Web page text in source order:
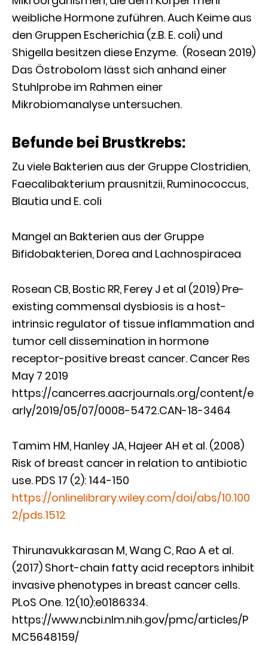
weibliche Hormone zuführen. Auch Keime aus
den Gruppen Escherichia (z.B. E. coli) und
Shigella besitzen diese Enzyme. (Rosean 2019)
Das Östrobolom lässt sich anhand einer
Stuhlprobe im Rahmen einer
Mikrobiomanalyse untersuchen.
Befunde bei Brustkrebs:
Zu viele Bakterien aus der Gruppe Clostridien,
Faecalibakterium prausnitzii, Ruminococcus,
Blautia und E. coli
Mangel an Bakterien aus der Gruppe
Bifidobakterien, Dorea and Lachnospiracea
Rosean CB, Bostic RR, Ferey J et al (2019) Pre-
existing commensal dysbiosis is a host-
intrinsic regulator of tissue inflammation and
tumor cell dissemination in hormone
receptor-positive breast cancer. Cancer Res
May 7 2019
https://cancerres.aacrjournals.org/content/e
arly/2019/05/07/0008-5472.CAN-18-3464
Tamim HM, Hanley JA, Hajeer AH et al. (2008)
Risk of breast cancer in relation to antibiotic
use. PDS 17 (2): 144-150
https://onlinelibrary.wiley.com/doi/abs/10.100
2/pds.1512
Thirunavukkarasan M, Wang C, Rao A et al.
(2017) Short-chain fatty acid receptors inhibit
invasive phenotypes in breast cancer cells.
PLoS One. 12(10):e0186334.
https://www.ncbi.nlm.nih.gov/pmc/articles/P
MC5648159/